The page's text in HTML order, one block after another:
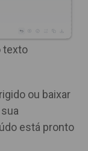
texto
ou baixar
está pronto